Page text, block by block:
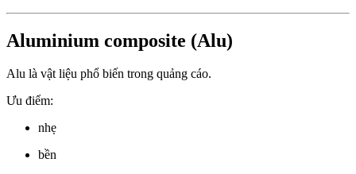
Aluminium composite (Alu)
Alu là vật liệu phổ biến trong quảng cáo.
Ưu điểm:
nhẹ
bền